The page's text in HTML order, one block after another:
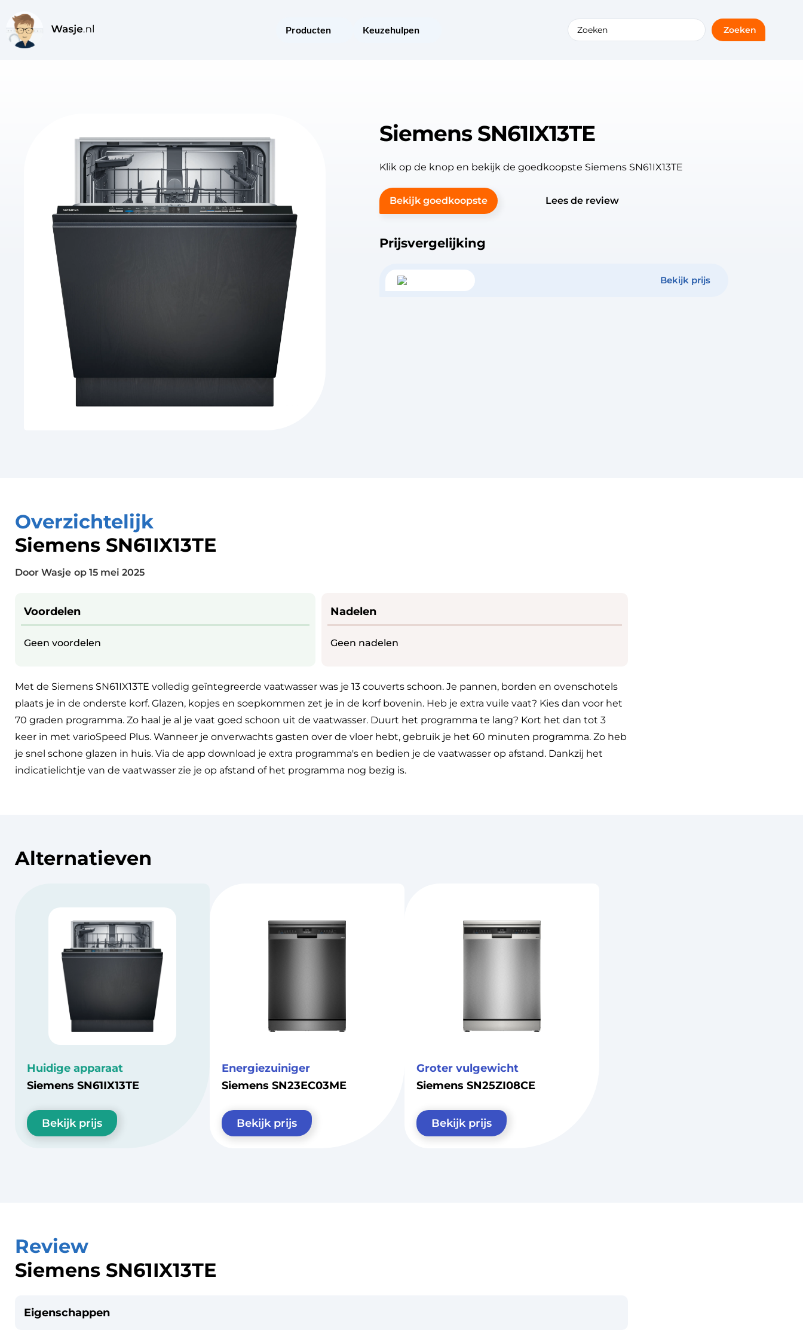
Producten Keuzehulpen Zoeken
Siemens SN61IX13TE
Klik op de knop en bekijk de goedkoopste Siemens SN61IX13TE
Bekijk goedkoopste Lees de review
Prijsvergelijking
Bekijk prijs
Overzichtelijk
Siemens SN61IX13TE
Door Wasje op 15 mei 2025
Voordelen
Geen voordelen
Nadelen
Geen nadelen
Met de Siemens SN61IX13TE volledig geïntegreerde vaatwasser was je 13 couverts schoon. Je pannen, borden en ovenschotels
plaats je in de onderste korf. Glazen, kopjes en soepkommen zet je in de korf bovenin. Heb je extra vuile vaat? Kies dan voor het
70 graden programma. Zo haal je al je vaat goed schoon uit de vaatwasser. Duurt het programma te lang? Kort het dan tot 3
keer in met varioSpeed Plus. Wanneer je onverwachts gasten over de vloer hebt, gebruik je het 60 minuten programma. Zo heb
je snel schone glazen in huis. Via de app download je extra programma's en bedien je de vaatwasser op afstand. Dankzij het
indicatielichtje van de vaatwasser zie je op afstand of het programma nog bezig is.
Alternatieven
Huidige apparaat
Siemens SN61IX13TE
Bekijk prijs
Energiezuiniger
Siemens SN23EC03ME
Bekijk prijs
Groter vulgewicht
Siemens SN25ZI08CE
Bekijk prijs
Review
Siemens SN61IX13TE
Eigenschappen